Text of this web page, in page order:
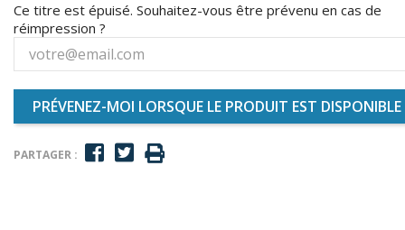
Ce titre est épuisé. Souhaitez-vous être prévenu en cas de
réimpression ?
PRÉVENEZ-MOI LORSQUE LE PRODUIT EST DISPONIBLE
PARTAGER :